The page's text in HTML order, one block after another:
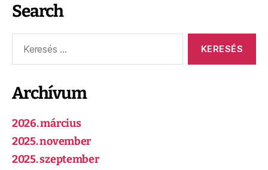
Search
Archívum
2026. március
2025. november
2025. szeptember